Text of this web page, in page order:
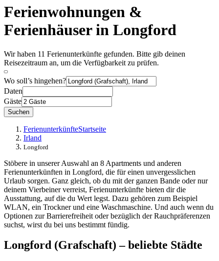
Ferienwohnungen &
Ferienhäuser in Longford
Wir haben 11 Ferienunterkünfte gefunden. Bitte gib deinen
Reisezeitraum an, um die Verfügbarkeit zu prüfen.
Wo soll’s hingehen?
Daten
Gäste
Suchen
FerienunterkünfteStartseite
Irland
Longford
Stöbere in unserer Auswahl an 8 Apartments und anderen
Ferienunterkünften in Longford, die für einen unvergesslichen
Urlaub sorgen. Ganz gleich, ob du mit der ganzen Bande oder nur
deinem Vierbeiner verreist, Ferienunterkünfte bieten dir die
Ausstattung, auf die du Wert legst. Dazu gehören zum Beispiel
WLAN, ein Trockner und eine Waschmaschine. Und auch wenn du
Optionen zur Barrierefreiheit oder bezüglich der Rauchpräferenzen
suchst, wirst du bei uns bestimmt fündig.
Longford (Grafschaft) – beliebte Städte